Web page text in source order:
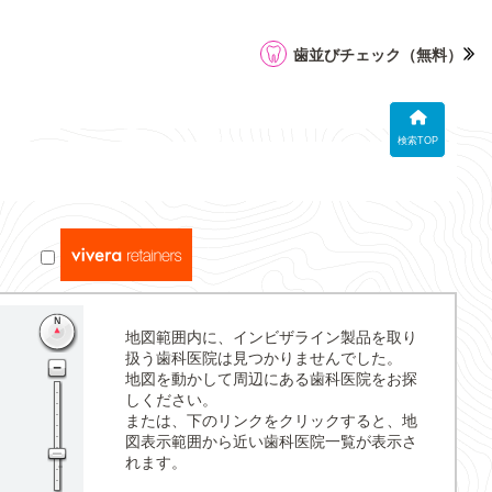
検索TOP
歯並びチェック （無料）
地図範囲内に、インビザライン製品を取り
扱う歯科医院は見つかりませんでした。
地図を動かして周辺にある歯科医院をお探
しください。
または、下のリンクをクリックすると、地
図表示範囲から近い歯科医院一覧が表示さ
れます。